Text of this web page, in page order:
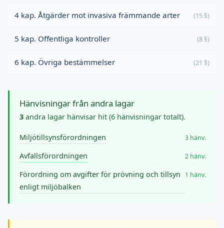
4 kap. Åtgärder mot invasiva främmande arter (15 §)
5 kap. Offentliga kontroller (8 §)
6 kap. Övriga bestämmelser (21 §)
Hänvisningar från andra lagar
3 andra lagar hänvisar hit (6 hänvisningar totalt).
Miljötillsynsförordningen 3 hänv.
Avfallsförordningen 2 hänv.
Förordning om avgifter för prövning och tillsyn
enligt miljöbalken
1 hänv.